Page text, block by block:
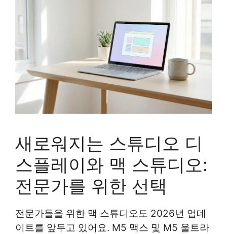
새로워지는 스튜디오 디
스플레이와 맥 스튜디오:
전문가를 위한 선택
전문가들을 위한 맥 스튜디오도 2026년 업데
이트를 앞두고 있어요. M5 맥스 및 M5 울트라